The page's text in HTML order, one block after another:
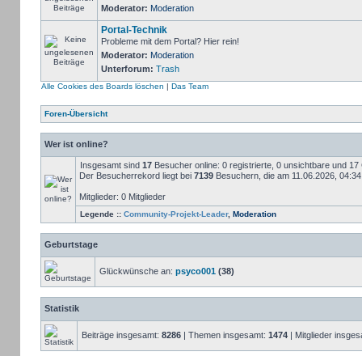
Moderator: Moderation
Portal-Technik
Probleme mit dem Portal? Hier rein!
Moderator: Moderation
Unterforum: Trash
Alle Cookies des Boards löschen | Das Team
Foren-Übersicht
Wer ist online?
Insgesamt sind 17Besucher online: 0 registrierte, 0 unsichtbare und
Der Besucherrekord liegt bei 7139Besuchern, die am 11.06.2026,
Mitglieder: 0 Mitglieder
Legende :: Community-Projekt-Leader, Moderation
Geburtstage
Glückwünsche an: psyco001(38)
Statistik
Beiträge insgesamt: 8286| Themen insgesamt: 1474| Mitglieder